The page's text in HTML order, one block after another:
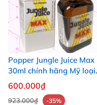
Popper Jungle Juice Max
30ml chính hãng Mỹ loại
mạnh cho Top Bot
600.000₫
923.000₫
-35%